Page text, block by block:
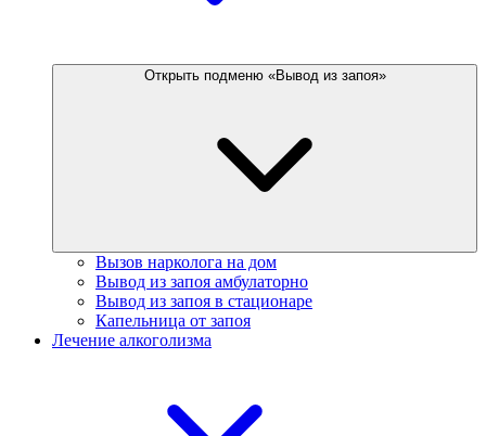
Открыть подменю «Вывод из запоя»
Вызов нарколога на дом
Вывод из запоя амбулаторно
Вывод из запоя в стационаре
Капельница от запоя
Лечение алкоголизма